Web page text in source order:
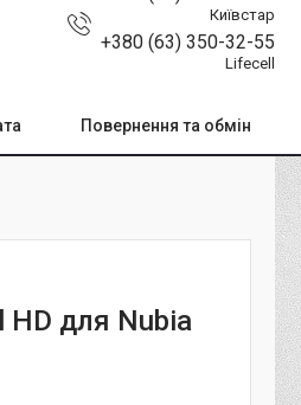
Київстар
+380 (63) 350-32-55
Lifecell
Повернення та обмін
HD для Nubia